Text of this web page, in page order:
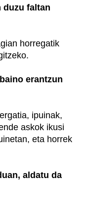
duzu faltan
horregatik
erantzun
ipuinak,
askok ikusi
eta horrek
aldatu da